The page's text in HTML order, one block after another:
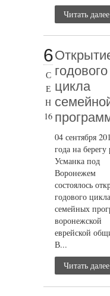
Читать далее
6
С
Е
Н
16
годового
цикла
04 сентября
года на берегу
Усманка под
Воронежем
состоялось
годового цикла
семейных
воронежской
еврейской
В...
Читать далее